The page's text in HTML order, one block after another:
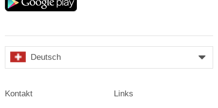
Deutsch
Kontakt Links